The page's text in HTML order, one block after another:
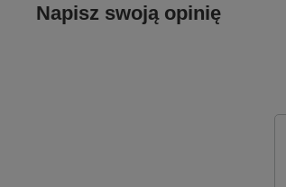
Napisz swoją opinię